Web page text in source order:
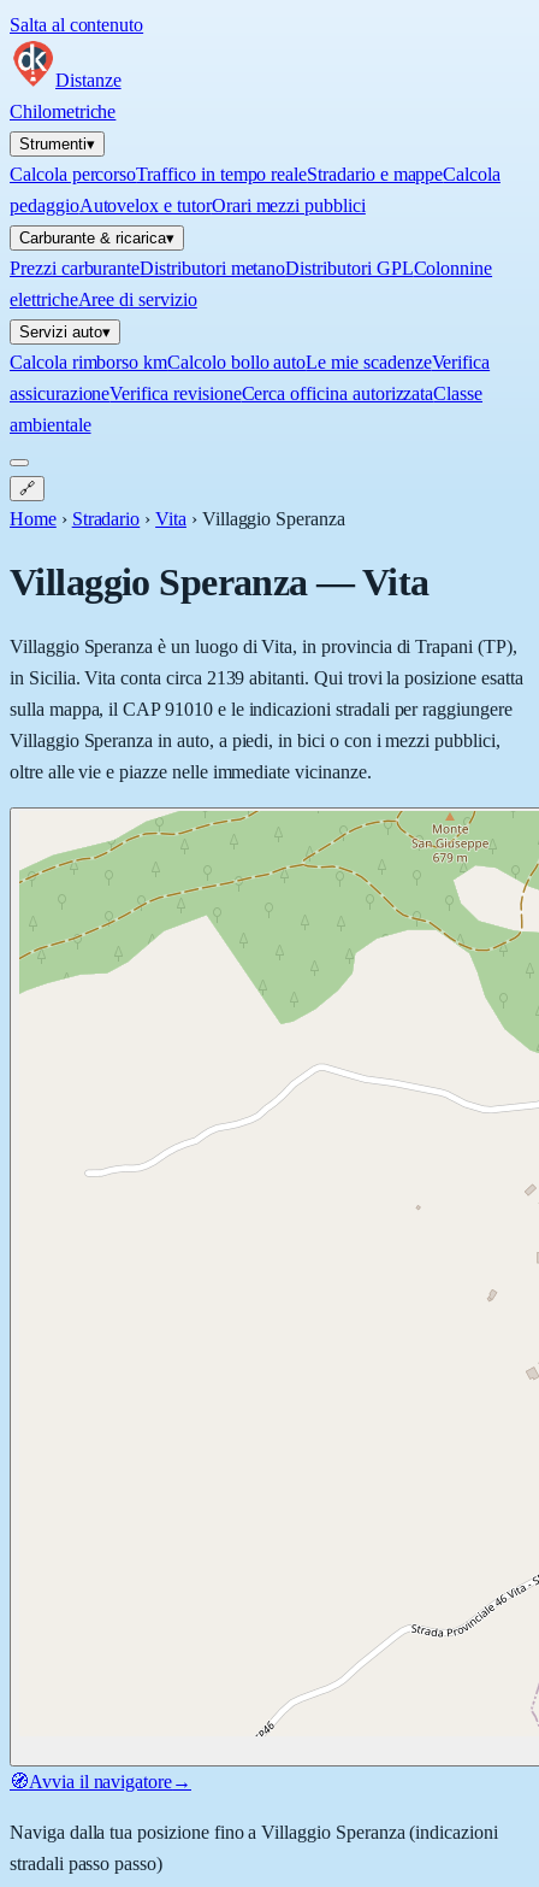
Salta al contenuto
Distanze
Chilometriche
Strumenti▾
Calcola percorsoTraffico in tempo realeStradario e mappeCalcola
pedaggioAutovelox e tutorOrari mezzi pubblici
Carburante & ricarica▾
Prezzi carburanteDistributori metanoDistributori GPLColonnine
elettricheAree di servizio
Servizi auto▾
Calcola rimborso kmCalcolo bollo autoLe mie scadenzeVerifica
assicurazioneVerifica revisioneCerca officina autorizzataClasse
ambientale
🔗
Home › Stradario › Vita › Villaggio Speranza
Villaggio Speranza—Vita
Villaggio Speranza è un luogo di Vita, in provincia di Trapani (TP),
in Sicilia. Vita conta circa 2139 abitanti. Qui trovi la posizione esatta
sulla mappa, il CAP 91010 e le indicazioni stradali per raggiungere
Villaggio Speranza in auto, a piedi, in bici o con i mezzi pubblici,
oltre alle vie e piazze nelle immediate vicinanze.
🧭Avvia il navigatore→
Naviga dalla tua posizione fino aVillaggio Speranza (indicazioni
stradali passo passo)